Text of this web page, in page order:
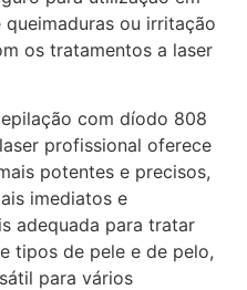
ou irritação
os tratamentos a laser
com díodo 808
profissional oferece
potentes e precisos,
imediatos e
adequada para tratar
tipos de pele e de pelo,
para vários